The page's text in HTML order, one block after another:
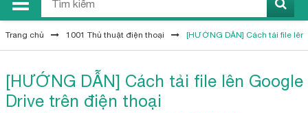
Trang chủ 1001 Thủ thuật điện thoại [HƯỚNG DẪN] Cách tải file
[HƯỚNG DẪN] Cách tải file lên Google
Drive trên điện thoại